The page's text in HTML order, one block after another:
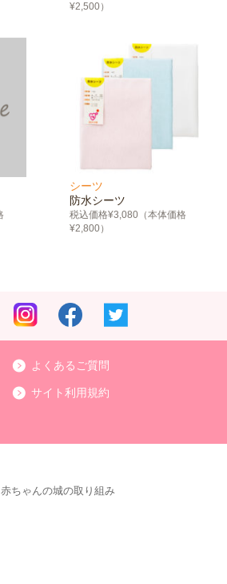
¥2,500）
シーツ
防水シーツ
税込価格¥3,080（本体価格
¥2,800）
よくあるご質問
サイト利用規約
赤ちゃんの城の取り組み